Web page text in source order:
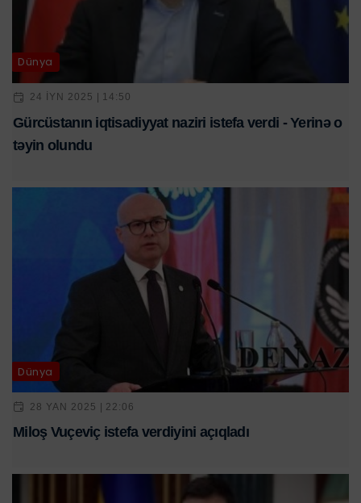
Dünya
24 IYN 2025 | 14:50
Gürcüstanın iqtisadiyyat naziri istefa verdi - Yerinə o
təyin olundu
Dünya
28 YAN 2025 | 22:06
Miloş Vuçeviç istefa verdiyini açıqladı